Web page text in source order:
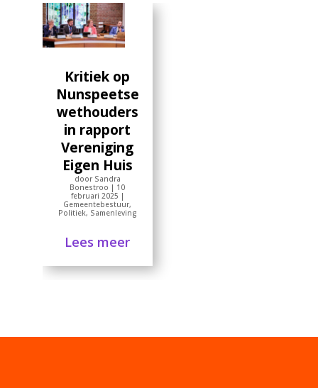
Kritiek op
Nunspeetse
wethouders
in rapport
Vereniging
Eigen Huis
door Sandra
Bonestroo | 10
februari 2025 |
Gemeentebestuur,
Politiek, Samenleving
Lees meer